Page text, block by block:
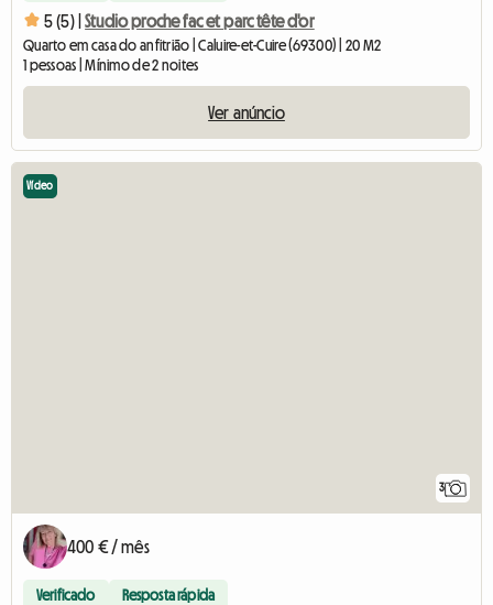
5 (5) | Studio proche fac et parc tête d'or
Quarto em casa do anfitrião | Caluire-et-Cuire (69300) | 20 M2
1 pessoas | Mínimo de 2 noites
Ver anúncio
3
Vídeo
400 € / mês
Verificado Resposta rápida